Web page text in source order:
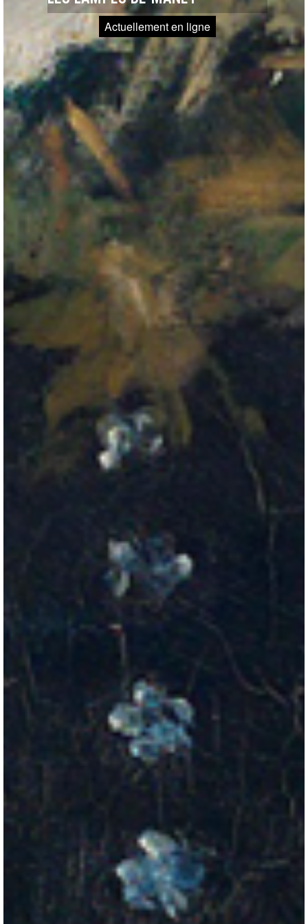
Actuellement en ligne